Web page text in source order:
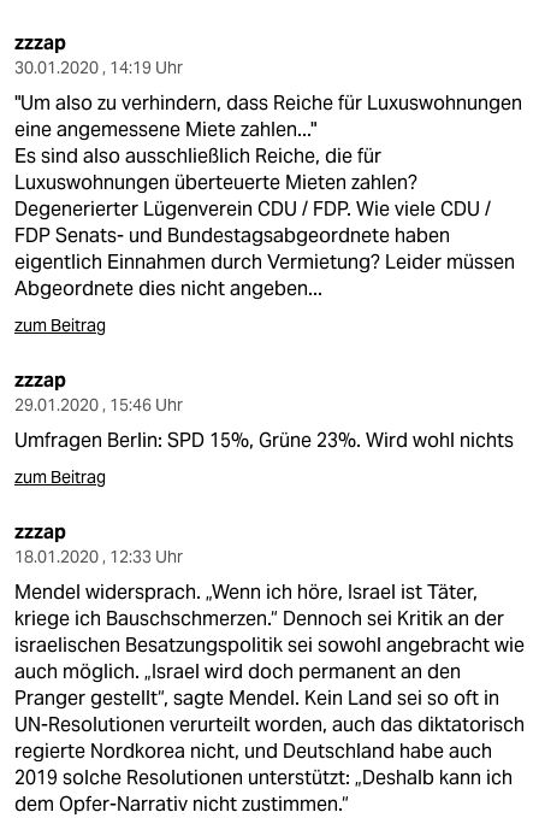
zzzap
30.01.2020 , 14:19 Uhr
"Um also zu verhindern, dass Reiche für Luxuswohnungen
eine angemessene Miete zahlen..."
Es sind also ausschließlich Reiche, die für
Luxuswohnungen überteuerte Mieten zahlen?
Degenerierter Lügenverein CDU / FDP. Wie viele CDU /
FDP Senats- und Bundestagsabgeordnete haben
eigentlich Einnahmen durch Vermietung? Leider müssen
Abgeordnete dies nicht angeben...
zum Beitrag
zzzap
29.01.2020 , 15:46 Uhr
Umfragen Berlin: SPD 15%, Grüne 23%. Wird wohl nichts
zum Beitrag
zzzap
18.01.2020 , 12:33 Uhr
Mendel widersprach. „Wenn ich höre, Israel ist Täter,
kriege ich Bauschschmerzen.“ Dennoch sei Kritik an der
israelischen Besatzungspolitik sei sowohl angebracht wie
auch möglich. „Israel wird doch permanent an den
Pranger gestellt“, sagte Mendel. Kein Land sei so oft in
UN-Resolutionen verurteilt worden, auch das diktatorisch
regierte Nordkorea nicht, und Deutschland habe auch
2019 solche Resolutionen unterstützt: „Deshalb kann ich
dem Opfer-Narrativ nicht zustimmen.“